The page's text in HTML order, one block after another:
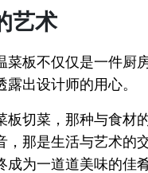
艺术
菜板不仅仅是一件厨
出设计师的用心。
板切菜，那种与食材
，那是生活与艺术的
为一道道美味的佳肴